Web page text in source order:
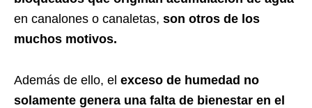
en canalones o canaletas, son otros de los
muchos motivos.
Además de ello, el exceso de humedad no
solamente genera una falta de bienestar en el